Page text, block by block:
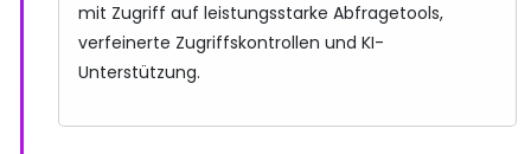
mit Zugriff auf leistungsstarke Abfragetools,
verfeinerte Zugriffskontrollen und KI-
Unterstützung.